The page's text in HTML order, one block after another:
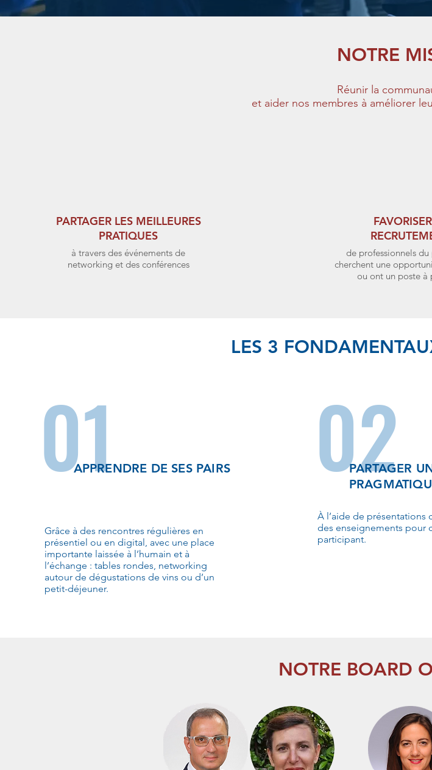
NOTRE
Réunir la
et aider nos membres à améliorer
PARTAGER LES MEILLEURES
PRATIQUES
à travers des événements de
networking et des conférences
de professionnels
cherchent une
ou ont un poste à
LES 3
01
APPRENDRE DE SES PAIRS
Grâce à des rencontres régulières en
présentiel ou en digital, avec une place
importante laissée à l’humain et à
l’échange : tables rondes, networking
autour de dégustations de vins ou d’un
petit-déjeuner.
02
PARTAGER
À l’aide de présentations
des enseignements pour
participant.
NOTRE BOARD